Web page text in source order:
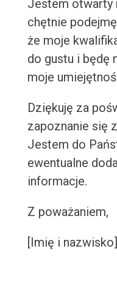
Jestem otwarty
chętnie
że moje
do gustu i będę
moje
Dziękuję za
zapoznanie się
Jestem do
ewentualne
informacje.
Z poważaniem,
[Imię i nazwisko]